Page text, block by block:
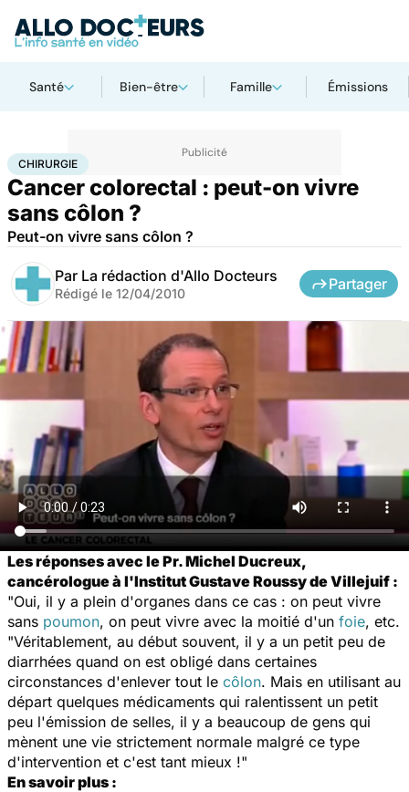
Santé Bien-être Famille Émissions
AccueilSanté Maladies Chirurgie
CHIRURGIE
Cancer colorectal : peut-on vivre
sans côlon ?
Peut-on vivre sans côlon ?
Par La rédaction d'Allo Docteurs
Rédigé le 12/04/2010
Partager
Les réponses avec le Pr. Michel Ducreux,
cancérologue à l'Institut Gustave Roussy de Villejuif :
"Oui, il y a plein d'organes dans ce cas : on peut vivre
sans poumon, on peut vivre avec la moitié d'un foie, etc.
"Véritablement, au début souvent, il y a un petit peu de
diarrhées quand on est obligé dans certaines
circonstances d'enlever tout le côlon. Mais en utilisant au
départ quelques médicaments qui ralentissent un petit
peu l'émission de selles, il y a beaucoup de gens qui
mènent une vie strictement normale malgré ce type
d'intervention et c'est tant mieux !"
En savoir plus :